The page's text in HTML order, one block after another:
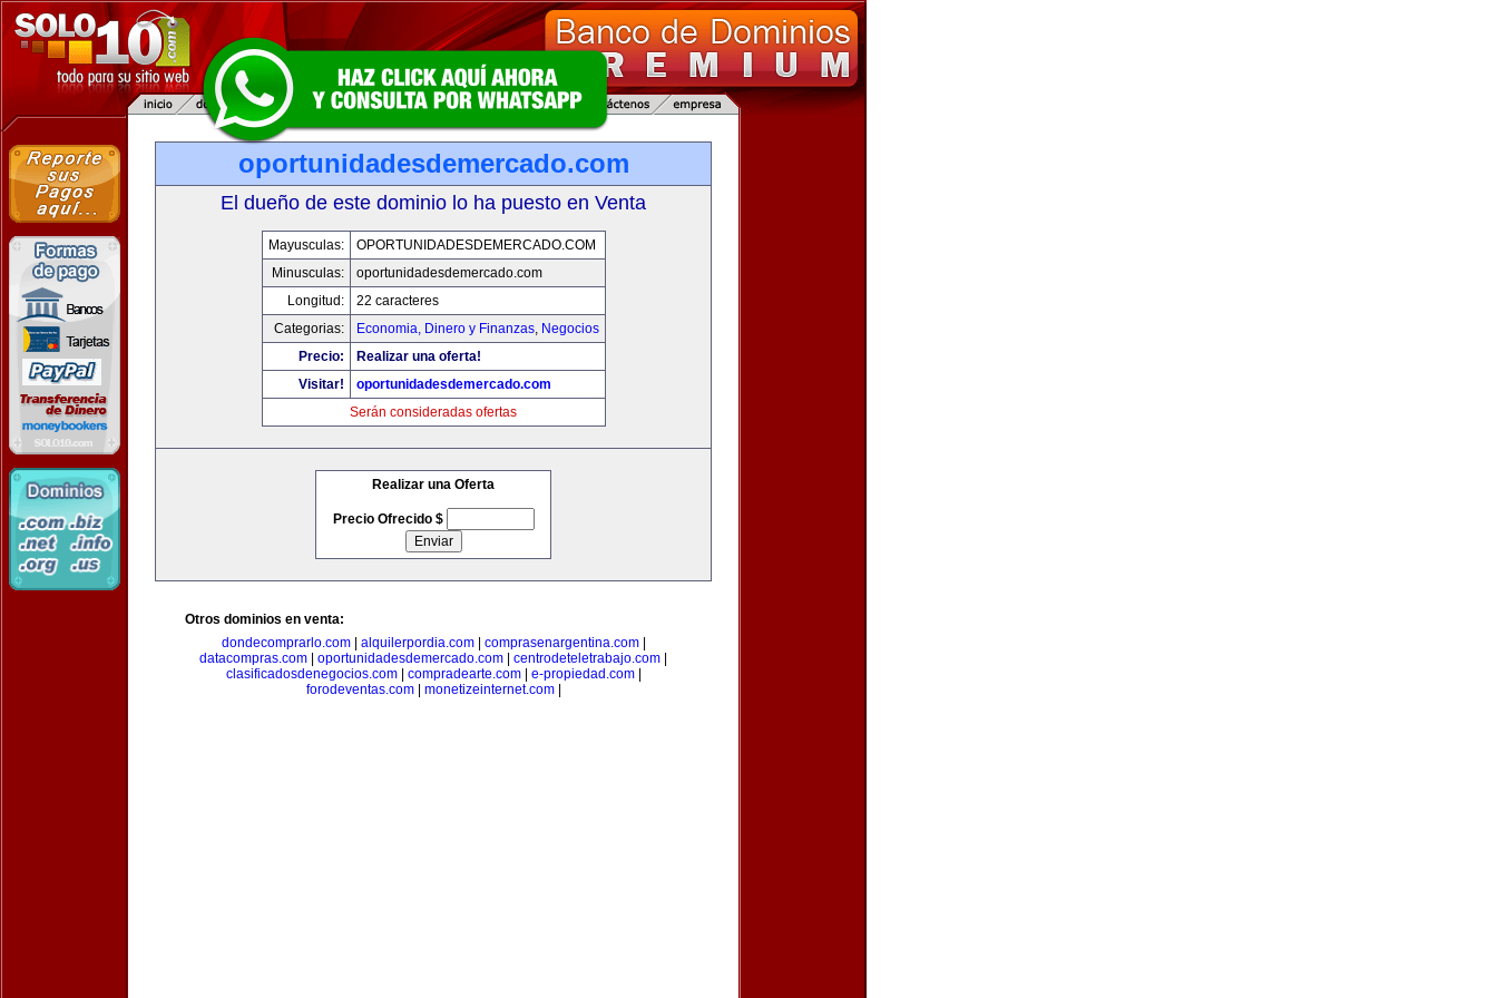
oportunidadesdemercado.com
El dueño de este dominio lo ha puesto en Venta
Mayusculas:
OPORTUNIDADESDEMERCADO.COM
Minusculas:
oportunidadesdemercado.com
Longitud:
22 caracteres
Categorias:
Economia, Dinero y Finanzas, Negocios
Precio:
Realizar una oferta!
Visitar!
oportunidadesdemercado.com
Serán consideradas ofertas
Realizar una Oferta
Precio Ofrecido $
Otros dominios en venta:
dondecomprarlo.com| alquilerpordia.com| comprasenargentina.com|
datacompras.com
oportunidadesdemercado.com centrodeteletrabajo.com
clasificadosdenegocios.com| compradearte.com| e-propiedad.com|
forodeventas.com| monetizeinternet.com|